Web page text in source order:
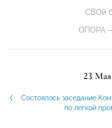
СВОй
ОПОРА
23
Состоялось заседание
по легкой